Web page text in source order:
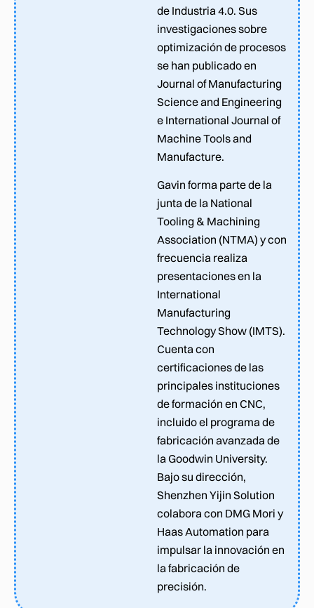
de Industria 4.0. Sus
investigaciones sobre
optimización de procesos
se han publicado en
Journal of Manufacturing
Science and Engineering
e International Journal of
Machine Tools and
Manufacture.
Gavin forma parte de la
junta de la National
Tooling & Machining
Association (NTMA) y con
frecuencia realiza
presentaciones en la
International
Manufacturing
Technology Show (IMTS).
Cuenta con
certificaciones de las
principales instituciones
de formación en CNC,
incluido el programa de
fabricación avanzada de
la Goodwin University.
Bajo su dirección,
Shenzhen Yijin Solution
colabora con DMG Mori y
Haas Automation para
impulsar la innovación en
la fabricación de
precisión.